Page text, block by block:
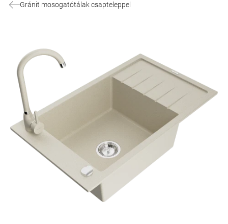
Gránit mosogatótálak csapteleppel